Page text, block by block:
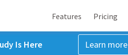
Features Pricing
Is Here Learn more